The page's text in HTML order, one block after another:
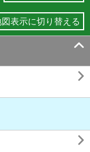
図表示に切り替える


